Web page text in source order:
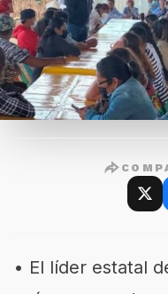
• El líder estatal